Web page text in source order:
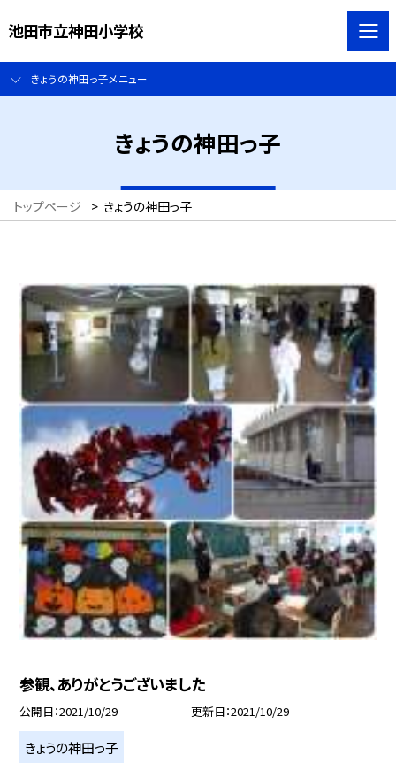
池田市立神田小学校
きょうの神田っ子メニュー
きょうの神田っ子
トップページ > きょうの神田っ子
参観、ありがとうございました
公開日 2021/10/29 更新日 2021/10/29
きょうの神田っ子